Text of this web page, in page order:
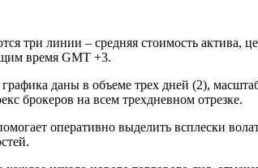
три линии – средняя стоимость актива,
время GMT +3.
даны в объеме трех дней (2),
брокеров на всем трехдневном отрезке.
оперативно выделить всплески